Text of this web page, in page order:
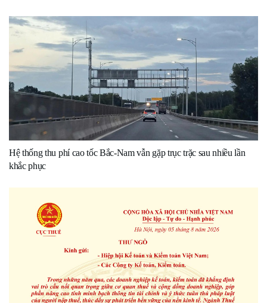
Hệ thống thu phí cao tốc Bắc-Nam vẫn gặp trục trặc sau nhiều lần
khắc phục